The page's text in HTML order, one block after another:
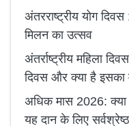
अंतरराष्ट्रीय योग
मिलन का उत्सव
अंतर्राष्ट्रीय महिला
दिवस और क्या है इसका
अधिक मास 2026: क्या
यह दान के लिए